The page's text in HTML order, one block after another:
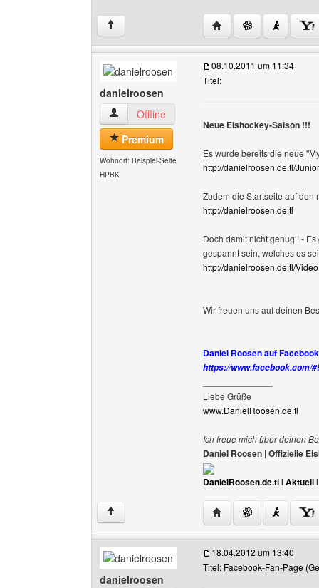
↑ Website dieses
danielroosen
danielroosen Benutzer-Profile anzeigen
Offline
Premium
Wohnort: Beispiel-Seite
HPBK
08.10.2011 um 11:34
Titel:
Neue Eishockey-Saison !!!
Es wurde bereits die neue
http://danielroosen.de.tl/
Zudem die Startseite auf den
http://danielroosen.de.tl
Doch damit nicht genug ! -
gespannt sein, welches es
http://danielroosen.de.tl/
Wir freuen uns auf deinen
Daniel Roosen auf
https://www.facebook.com/
Liebe Grüße
www.DanielRoosen.de.tl
Ich freue mich über deinen
Daniel Roosen | Offizielle
DanielRoosen.de.tlIAktuell
↑ Website dieses
danielroosen
18.04.2012 um 13:40
Titel: Facebook-Fan-Page